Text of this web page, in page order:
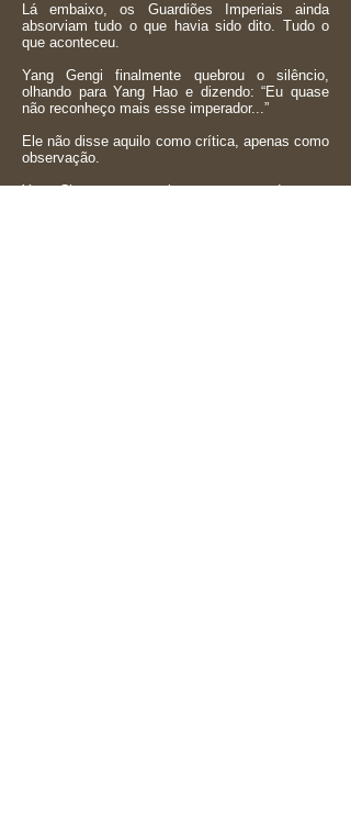
Lá embaixo, os Guardiões Imperiais ainda
absorviam tudo o que havia sido dito. Tudo o
que aconteceu.
Yang Gengi finalmente quebrou o silêncio,
olhando para Yang Hao e dizendo: “Eu quase
não reconheço mais esse imperador...”
Ele não disse aquilo como crítica, apenas como
observação.
Yang Chao cruzou os braços e respondeu com